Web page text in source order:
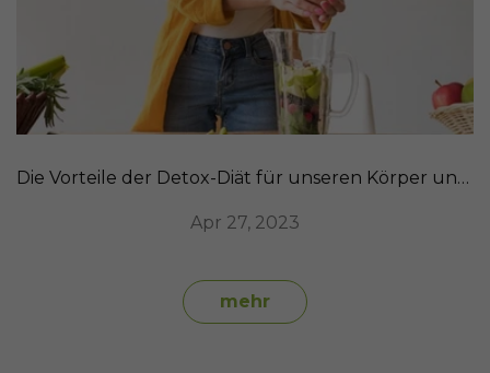
Die Vorteile der Detox-Diät für unseren Körper und wie SanaExpert LeberVital Pro helfen kann
Apr 27, 2023
mehr